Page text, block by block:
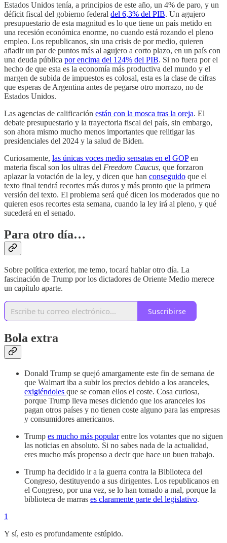
Estados Unidos tenía, a principios de este año, un 4% de paro, y un
déficit fiscal del gobierno federal del 6,3% del PIB. Un agujero
presupuestario de esta magnitud es lo que tiene un país metido en
una recesión económica enorme, no cuando está rozando el pleno
empleo. Los republicanos, sin una crisis de por medio, quieren
añadir un par de puntos más al agujero a corto plazo, en un país con
una deuda pública por encima del 124% del PIB. Si no fuera por el
hecho de que esta es la economía más productiva del mundo y el
margen de subida de impuestos es colosal, esta es la clase de cifras
que esperas de Argentina antes de pegarse otro morrazo, no de
Estados Unidos.
Las agencias de calificación están con la mosca tras la oreja. El
debate presupuestario y la trayectoria fiscal del país, sin embargo,
son ahora mismo mucho menos importantes que relitigar las
presidenciales del 2024 y la salud de Biden.
Curiosamente, las únicas voces medio sensatas en el GOPen
materia fiscal son los ultras del Freedom Caucus, que forzaron
aplazar la votación de la ley, y dicen que han conseguido que el
texto final tendrá recortes más duros y más pronto que la primera
versión del texto. El problema será qué dicen los moderados que no
quieren esos recortes esta semana, cuando la ley irá al pleno, y qué
sucederá en el senado.
Para otro día…
Sobre política exterior, me temo, tocará hablar otro día. La
fascinación de Trump por los dictadores de Oriente Medio merece
un capítulo aparte.
Suscribirse
Bola extra
Donald Trump se quejó amargamente este fin de semana de
que Walmart iba a subir los precios debido a los aranceles,
exigiéndoles que se coman ellos el coste. Cosa curiosa,
porque Trump lleva meses diciendo que los aranceles los
pagan otros países y no tienen coste alguno para las empresas
y consumidores americanos.
Trump es mucho más popularentre los votantes que no siguen
las noticias en absoluto. Si no sabes nada de la actualidad,
eres mucho más propenso a decir que hace un buen trabajo.
Trump ha decidido ir a la guerra contra la Biblioteca del
Congreso, destituyendo a sus dirigentes. Los republicanos en
el Congreso, por una vez, se lo han tomado a mal, porque la
biblioteca de marras es claramente parte del legislativo.
1
Y sí, esto es profundamente estúpido.